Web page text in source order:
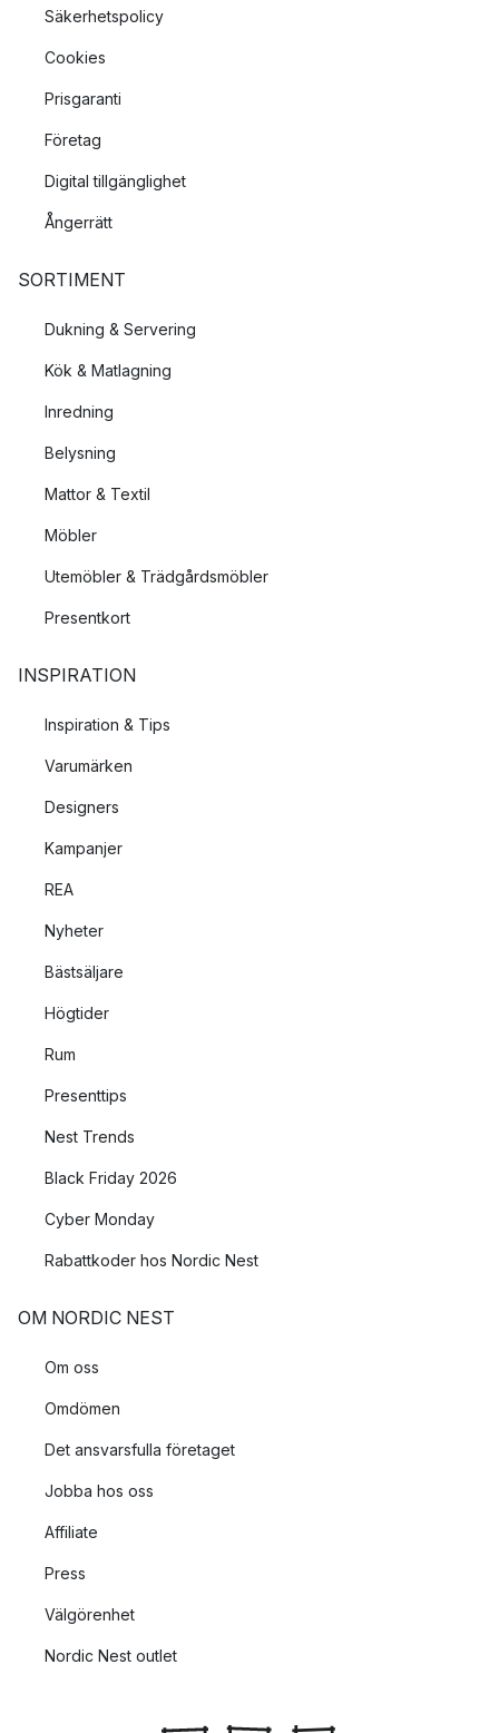
Säkerhetspolicy
Cookies
Prisgaranti
Företag
Digital tillgänglighet
Ångerrätt
SORTIMENT
Dukning & Servering
Kök & Matlagning
Inredning
Belysning
Mattor & Textil
Möbler
Utemöbler & Trädgårdsmöbler
Presentkort
INSPIRATION
Inspiration & Tips
Varumärken
Designers
Kampanjer
REA
Nyheter
Bästsäljare
Högtider
Rum
Presenttips
Nest Trends
Black Friday 2026
Cyber Monday
Rabattkoder hos Nordic Nest
OM NORDIC NEST
Om oss
Omdömen
Det ansvarsfulla företaget
Jobba hos oss
Affiliate
Press
Välgörenhet
Nordic Nest outlet